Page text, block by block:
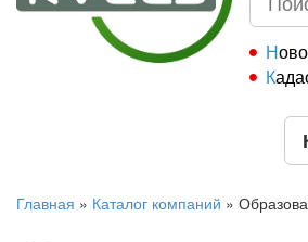
Главная » Каталог компаний »